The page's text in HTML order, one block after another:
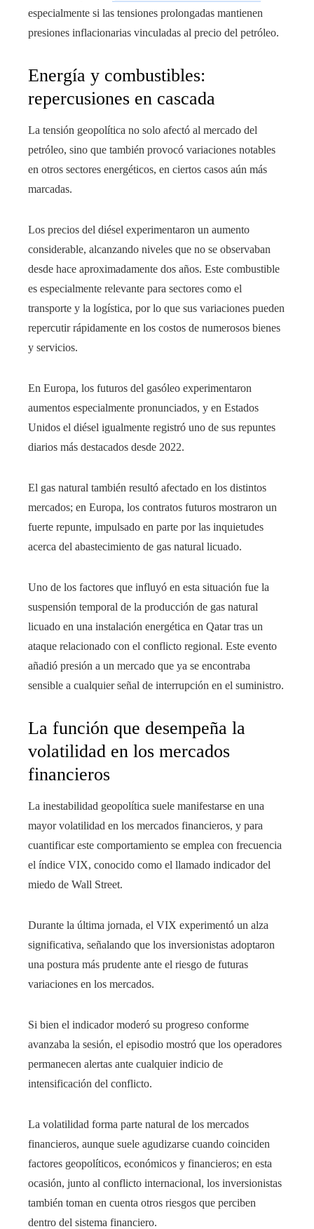
especialmente si las tensiones prolongadas mantienen
presiones inflacionarias vinculadas al precio del petróleo.
Energía y combustibles:
repercusiones en cascada
La tensión geopolítica no solo afectó al mercado del
petróleo, sino que también provocó variaciones notables
en otros sectores energéticos, en ciertos casos aún más
marcadas.
Los precios del diésel experimentaron un aumento
considerable, alcanzando niveles que no se observaban
desde hace aproximadamente dos años. Este combustible
es especialmente relevante para sectores como el
transporte y la logística, por lo que sus variaciones pueden
repercutir rápidamente en los costos de numerosos bienes
y servicios.
En Europa, los futuros del gasóleo experimentaron
aumentos especialmente pronunciados, y en Estados
Unidos el diésel igualmente registró uno de sus repuntes
diarios más destacados desde 2022.
El gas natural también resultó afectado en los distintos
mercados; en Europa, los contratos futuros mostraron un
fuerte repunte, impulsado en parte por las inquietudes
acerca del abastecimiento de gas natural licuado.
Uno de los factores que influyó en esta situación fue la
suspensión temporal de la producción de gas natural
licuado en una instalación energética en Qatar tras un
ataque relacionado con el conflicto regional. Este evento
añadió presión a un mercado que ya se encontraba
sensible a cualquier señal de interrupción en el suministro.
La función que desempeña la
volatilidad en los mercados
financieros
La inestabilidad geopolítica suele manifestarse en una
mayor volatilidad en los mercados financieros, y para
cuantificar este comportamiento se emplea con frecuencia
el índice VIX, conocido como el llamado indicador del
miedo de Wall Street.
Durante la última jornada, el VIX experimentó un alza
significativa, señalando que los inversionistas adoptaron
una postura más prudente ante el riesgo de futuras
variaciones en los mercados.
Si bien el indicador moderó su progreso conforme
avanzaba la sesión, el episodio mostró que los operadores
permanecen alertas ante cualquier indicio de
intensificación del conflicto.
La volatilidad forma parte natural de los mercados
financieros, aunque suele agudizarse cuando coinciden
factores geopolíticos, económicos y financieros; en esta
ocasión, junto al conflicto internacional, los inversionistas
también toman en cuenta otros riesgos que perciben
dentro del sistema financiero.